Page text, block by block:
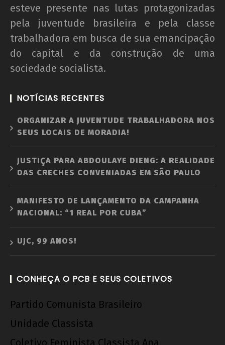
esteve presente nas lutas protagonizadas
pela juventude brasileira e pela classe
trabalhadora em busca de sua emancipação
do capital e da construção de uma
sociedade socialista.
NOTÍCIAS RECENTES
ORGANIZAR A JUVENTUDE TRABALHADORA NOS
SEUS LOCAIS DE MORADIA!
JUSTIÇA PARA ABDOULAYE DIENG: A REALIDADE
DAS CRECHES CONVENIADAS EM SÃO PAULO
MANIFESTO DE LANÇAMENTO DA CAMPANHA
NACIONAL: “1 REAL POR CUBA”
UJC, 99 ANOS!
CONHEÇA O PCB E SEUS COLETIVOS
Partido Comunista Brasileiro
Unidade Classista